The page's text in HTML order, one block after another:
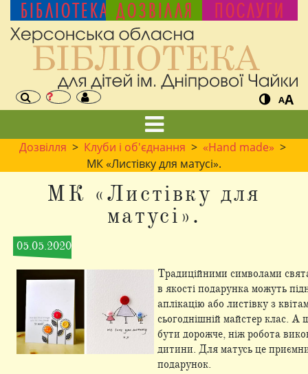
БІБЛІОТЕКА ДОЗВІЛЛЯ ПОСЛУГИ
AA
Дозвілля > Клуби і об'єднання > «Hand made» >
МК «Листівку для матусі».
МК «Листівку для
матусі».
05.05.2020
Традиційними символами
в якості подарунка можуть
аплікацію або листівку з
сьогоднішній майстер клас.
бути дорожче, ніж робота
дитини. Для матусь це
подарунок.